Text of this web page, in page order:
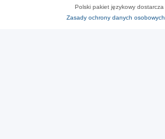
Polski pakiet językowy dostarcza
Zasady ochrony danych osobowych